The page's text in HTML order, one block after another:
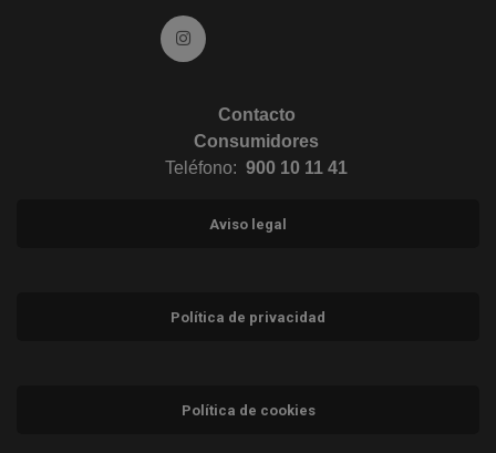
Ir a Instagram (abre en ventana nueva)
Contacto
Consumidores
Teléfono: 900 10 11 41
Aviso legal
Política de privacidad
Política de cookies